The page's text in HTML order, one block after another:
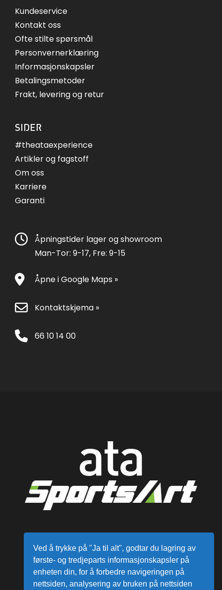
Kundeservice
Kontakt oss
Ofte stilte spørsmål
Personvernerklæring
Informasjonskapsler
Betalingsmetoder
Frakt, levering og retur
SIDER
#theataexperience
Artikler og fagstoff
Om oss
Karriere
Garanti
Åpningstider lager og showroom
Man-Tor: 9-17, Fre: 9-15
Åpne i Google Maps »
Kontaktskjema »
66 10 14 00
Ved å trykke på "Ja til alt", godtar du lagring av
første- og tredjeparts informasjonskapsler på
enheten din, for å forbedre navigeringen på
nettsiden, analysering av bruken på nettsiden